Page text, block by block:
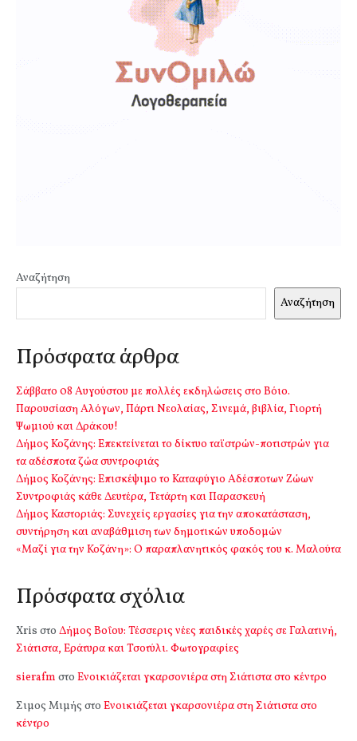
Αναζήτηση
Αναζήτηση
Πρόσφατα άρθρα
Σάββατο 08 Αυγούστου με πολλές εκδηλώσεις στο Βόιο.
Παρουσίαση Αλόγων, Πάρτι Νεολαίας, Σινεμά, βιβλία, Γιορτή
Ψωμιού και Δράκου!
Δήμος Κοζάνης: Επεκτείνεται το δίκτυο ταϊστρών-ποτιστρών για
τα αδέσποτα ζώα συντροφιάς
Δήμος Κοζάνης: Επισκέψιμο το Καταφύγιο Αδέσποτων Ζώων
Συντροφιάς κάθε Δευτέρα, Τετάρτη και Παρασκευή
Δήμος Καστοριάς: Συνεχείς εργασίες για την αποκατάσταση,
συντήρηση και αναβάθμιση των δημοτικών υποδομών
«Μαζί για την Κοζάνη»: Ο παραπλανητικός φακός του κ. Μαλούτα
Πρόσφατα σχόλια
Xris στο Δήμος Βοΐου: Τέσσερις νέες παιδικές χαρές σε Γαλατινή,
Σιάτιστα, Εράτυρα και Τσοτύλι. Φωτογραφίες
sierafm στο Ενοικιάζεται γκαρσονιέρα στη Σιάτιστα στο κέντρο
Σιμος Μιμής στο Ενοικιάζεται γκαρσονιέρα στη Σιάτιστα στο
κέντρο